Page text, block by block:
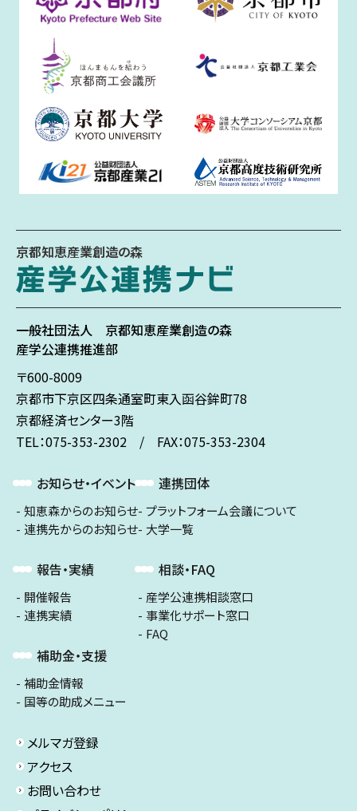
京都知恵産業創造の森
一般社団法人 京都知恵産業創造の森
産学公連携推進部
〒600-8009
京都市下京区四条通室町東入函谷鉾町78
京都経済センター3階
TEL：075-353-2302 / FAX：075-353-2304
お知らせ・イベント
知恵森からのお知らせ
連携先からのお知らせ
報告・実績
開催報告
連携実績
補助金・支援
補助金情報
国等の助成メニュー
連携団体
プラットフォーム会議について
大学一覧
相談・FAQ
産学公連携相談窓口
事業化サポート窓口
FAQ
メルマガ登録
アクセス
お問い合わせ